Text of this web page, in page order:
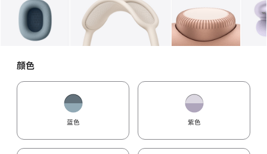
图库 1 图库 图像 图库 图像
颜色
蓝色 紫色